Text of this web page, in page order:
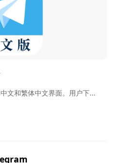
文和繁体中文界面。用户下...